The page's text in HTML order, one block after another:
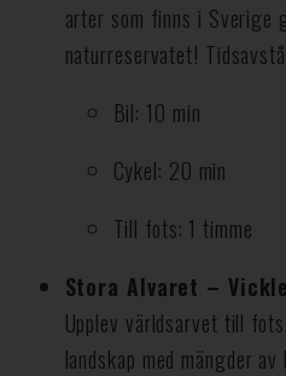
arter som finns i Sverige
naturreservatet!
Bil: 10 min
Cykel: 20 min
Till fots: 1 timme
Stora Alvaret –
Upplev världsarvet till
landskap med mängder